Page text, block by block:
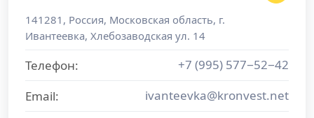
141281 , Россия, Московская область, г.
Ивантеевка, Хлебозаводская ул. 14
Телефон:
+7 (995) 577−52−42
Email:
ivanteevka@kronvest.net